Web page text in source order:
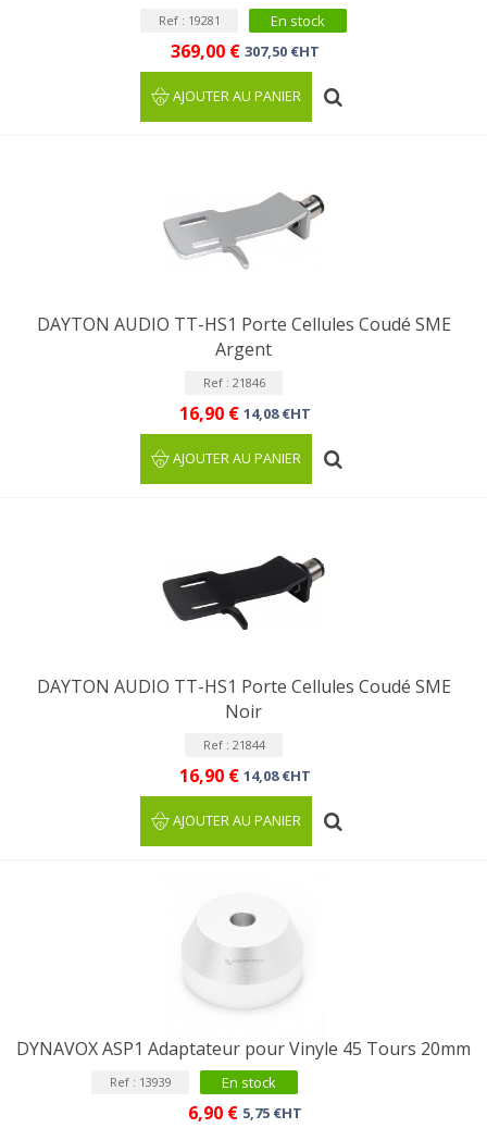
Ref : 19281 En stock
369,00 € 307,50 €HT
AJOUTER AU PANIER
DAYTON AUDIO TT-HS1 Porte Cellules Coudé SME
Argent
Ref : 21846
16,90 € 14,08 €HT
AJOUTER AU PANIER
DAYTON AUDIO TT-HS1 Porte Cellules Coudé SME
Noir
Ref : 21844
16,90 € 14,08 €HT
AJOUTER AU PANIER
DYNAVOX ASP1 Adaptateur pour Vinyle 45 Tours 20mm
Ref : 13939 En stock
6,90 € 5,75 €HT